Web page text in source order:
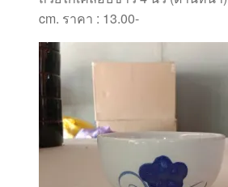
cm. ราคา : 13.00-